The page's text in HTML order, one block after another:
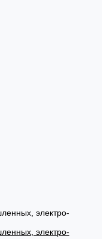
электро-
электро-